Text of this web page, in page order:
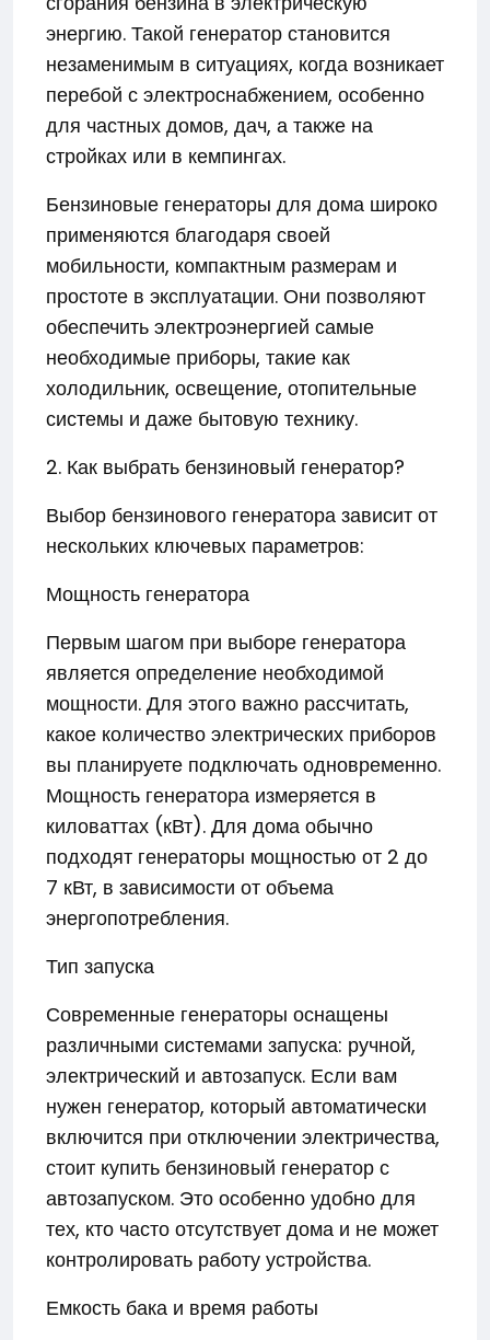
энергию. Такой генератор становится
незаменимым в ситуациях, когда возникает
перебой с электроснабжением, особенно
для частных домов, дач, а также на
стройках или в кемпингах.
Бензиновые генераторы для дома широко
применяются благодаря своей
мобильности, компактным размерам и
простоте в эксплуатации. Они позволяют
обеспечить электроэнергией самые
необходимые приборы, такие как
холодильник, освещение, отопительные
системы и даже бытовую технику.
2. Как выбрать бензиновый генератор?
Выбор бензинового генератора зависит от
нескольких ключевых параметров:
Мощность генератора
Первым шагом при выборе генератора
является определение необходимой
мощности. Для этого важно рассчитать,
какое количество электрических приборов
вы планируете подключать одновременно.
Мощность генератора измеряется в
киловаттах (кВт). Для дома обычно
подходят генераторы мощностью от 2 до
7 кВт, в зависимости от объема
энергопотребления.
Тип запуска
Современные генераторы оснащены
различными системами запуска: ручной,
электрический и автозапуск. Если вам
нужен генератор, который автоматически
включится при отключении электричества,
стоит купить бензиновый генератор с
автозапуском. Это особенно удобно для
тех, кто часто отсутствует дома и не может
контролировать работу устройства.
Емкость бака и время работы